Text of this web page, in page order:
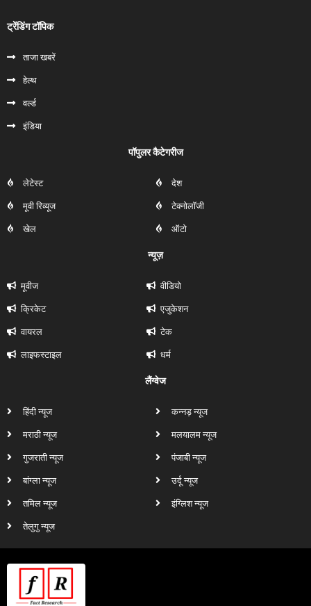
ट्रेंडिंग टॉपिक
ताजा खबरें
हेल्‍थ
वर्ल्ड
इंडिया
पॉपुलर कैटेगरीज
लेटेस्ट
मूवी रिव्यूज
खेल
देश
टेक्नोलॉजी
ऑटो
न्यूज़
मूवीज
क्रिकेट
वायरल
लाइफस्टाइल
वीडियो
एजुकेशन
टेक
धर्म
लैंग्वेज
हिंदी न्यूज
मराठी न्यूज
गुजराती न्यूज
बांग्ला न्यूज
तमिल न्यूज
तेलुगु न्यूज
कन्नड़ न्यूज
मलयालम न्यूज
पंजाबी न्यूज
उर्दू न्यूज
इंग्लिश न्यूज